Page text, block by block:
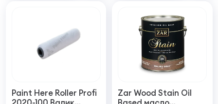
Paint Here Roller Profi
Zar Wood Stain Oil